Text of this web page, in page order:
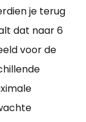
je terug
dat naar 6
voor de